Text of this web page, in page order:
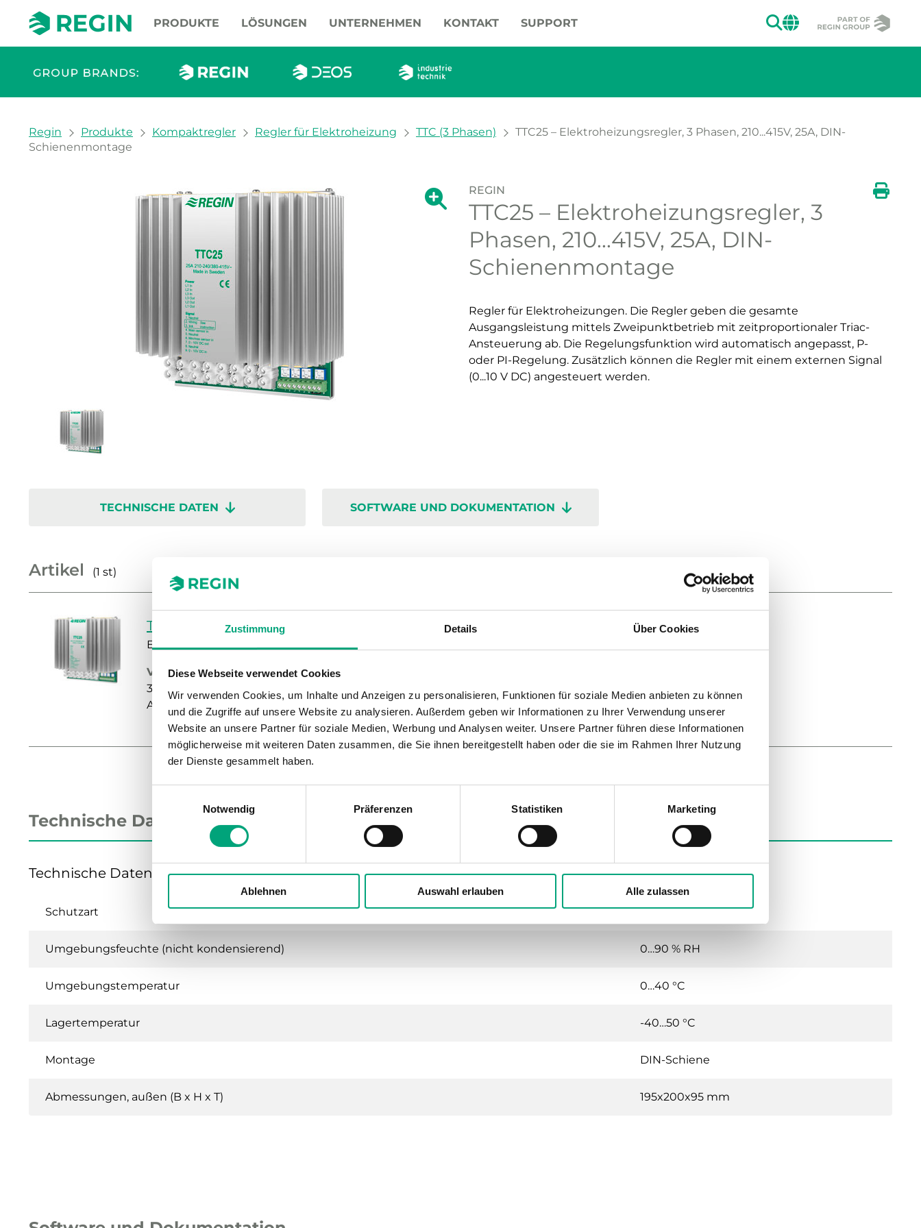
Zustimmung Details Über Cookies
Diese Webseite verwendet Cookies
Wir verwenden Cookies, um Inhalte und Anzeigen zu personalisieren, Funktionen für soziale Medien anbieten zu können
und die Zugriffe auf unsere Website zu analysieren. Außerdem geben wir Informationen zu Ihrer Verwendung unserer
Website an unsere Partner für soziale Medien, Werbung und Analysen weiter. Unsere Partner führen diese Informationen
möglicherweise mit weiteren Daten zusammen, die Sie ihnen bereitgestellt haben oder die sie im Rahmen Ihrer Nutzung
der Dienste gesammelt haben.
Notwendig
Präferenzen Statistiken Marketing
Ablehnen Auswahl erlauben Alle zulassen
PRODUKTE LÖSUNGEN UNTERNEHMEN KONTAKT SUPPORT SUCHEN
CHANGE
You are here:
Regin Produkte Kompaktregler Regler für Elektroheizung TTC (3 Phasen)
TTC25 – Elektroheizungsregler, 3 Phasen, 210...415V, 25A, DIN-
Schienenmontage
Zeige große Version des Bildes.
Zeige große Version des Bildes.
REGIN
TTC25 – Elektroheizungsregler, 3
Phasen, 210...415V, 25A, DIN-
Schienenmontage
Regler für Elektroheizungen. Die Regler geben die gesamte
Ausgangsleistung mittels Zweipunktbetrieb mit zeitproportionaler Triac-
Ansteuerung ab. Die Regelungsfunktion wird automatisch angepasst, P-
oder PI-Regelung. Zusätzlich können die Regler mit einem externen Signal
(0...10 V DC) angesteuert werden.
TECHNISCHE DATEN SOFTWARE UND DOKUMENTATION
Artikel (1 st)
TTC25
Elektroheizungsregler mit Temperaturregelung
Versorgungsspannung
3-phase, (210...255 V AC/380...415 V AC)
Automatic adaptation
Technische Daten
Technische Daten für TTC25 – Elektroheizungsregler, 3 Phasen, 210...415V, 25A, DIN-Schienenmontage
Schutzart IP20
Umgebungsfeuchte (nicht kondensierend) 0…90 % RH
Umgebungstemperatur 0…40 °C
Lagertemperatur -40…50 °C
Montage DIN-Schiene
Abmessungen, außen (B x H x T) 195x200x95 mm